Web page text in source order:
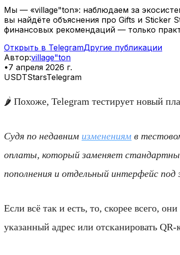
Мы — «village"ton»: наблюдаем за
вы найдёте объяснения про Gifts и
финансовых рекомендаций — только
Открыть в TelegramДругие публикации
Автор:village"ton
•7 апреля 2026 г.
USDTStarsTelegram
🌶 Похоже, Telegram тестирует новый
Судя по недавним изменениям в
оплаты, который заменяет
пополнения и отдельный интерфейс под
Если всё так и есть, то, скорее всего,
указанный адрес или отсканировать